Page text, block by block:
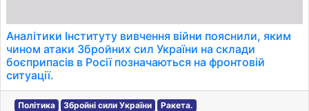
Аналітики Інституту вивчення війни пояснили, яким
чином атаки Збройних сил України на склади
боєприпасів в Росії позначаються на фронтовій
ситуації.
Політика Збройні сили України Ракета.